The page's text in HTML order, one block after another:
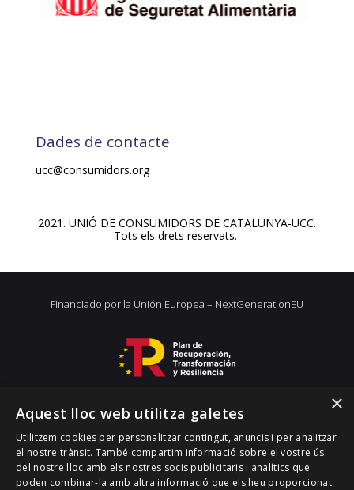
Dades de contacte
ucc@consumidors.org
2021. UNIÓ DE CONSUMIDORS DE CATALUNYA-UCC.
Tots els drets reservats.
Financiado por la Unión Europea – NextGenerationEU
×
Aquest lloc web utilitza galetes
Utilitzem cookies per personalitzar contingut, anuncis i per analitzar
el nostre trànsit. També compartim informació sobre el vostre ús
del nostre lloc amb els nostres socis publicitaris i analítics que
poden combinar-la amb altra informació que els heu proporcionat